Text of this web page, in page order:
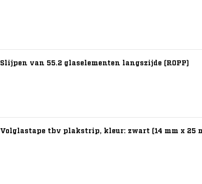
Slijpen van 55.2 glaselementen langszijde (ROPP)
Volglastape tbv plakstrip, kleur: zwart (14 mm x 25